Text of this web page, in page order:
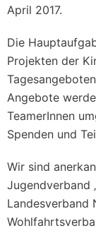
April 2017.
Die
Projekten der
Angebote
TeamerInnen
Spenden und
Wir sind
Jugendverband
Landesverband